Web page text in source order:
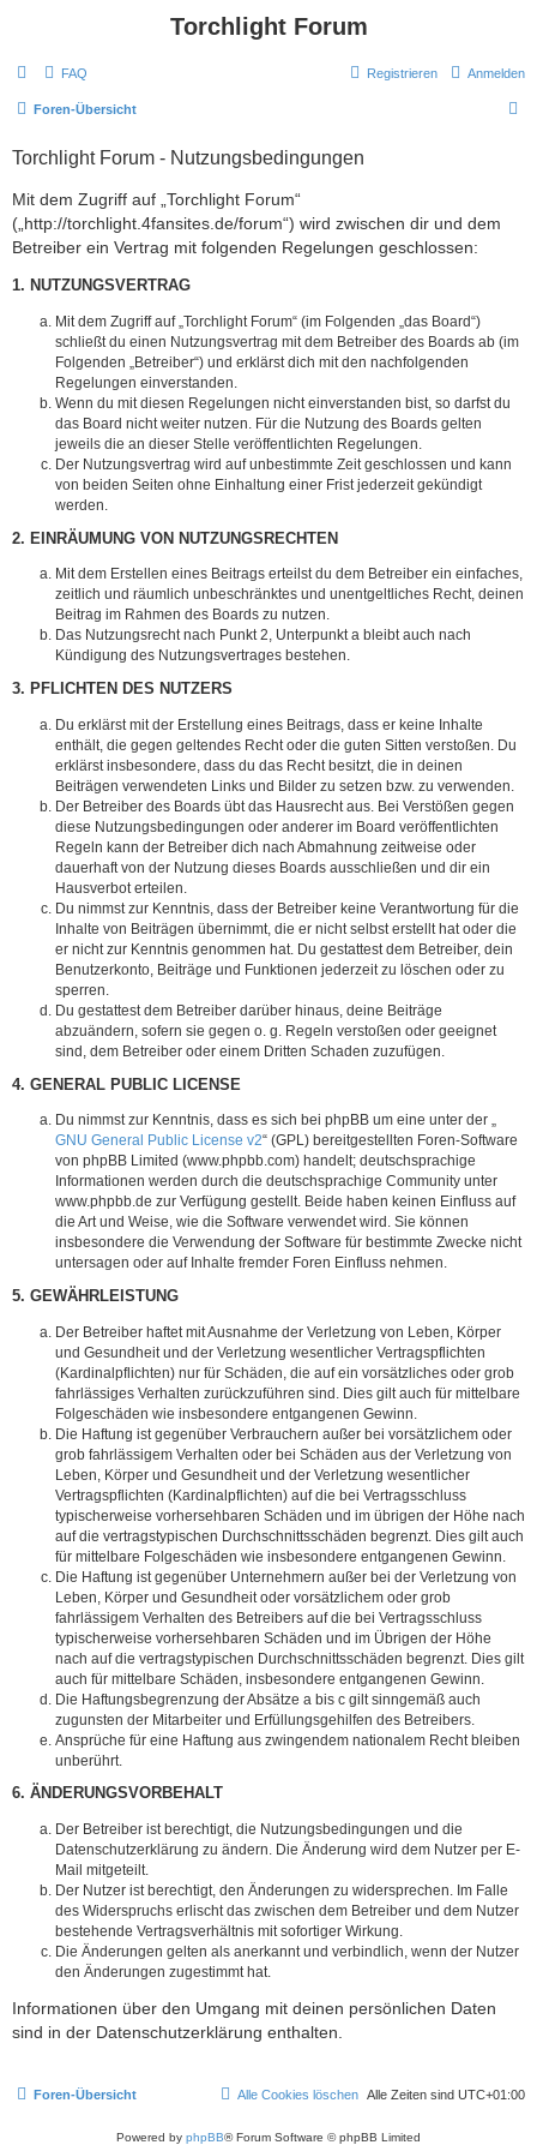
Torchlight Forum
FAQ Anmelden
Registrieren
Foren-Übersicht
Torchlight Forum - Nutzungsbedingungen
Mit dem Zugriff auf „Torchlight Forum“
(„http://torchlight.4fansites.de/forum“) wird zwischen dir und dem
Betreiber ein Vertrag mit folgenden Regelungen geschlossen:
1. NUTZUNGSVERTRAG
Mit dem Zugriff auf „Torchlight Forum“ (im Folgenden „das Board“)
schließt du einen Nutzungsvertrag mit dem Betreiber des Boards ab (im
Folgenden „Betreiber“) und erklärst dich mit den nachfolgenden
Regelungen einverstanden.
Wenn du mit diesen Regelungen nicht einverstanden bist, so darfst du
das Board nicht weiter nutzen. Für die Nutzung des Boards gelten
jeweils die an dieser Stelle veröffentlichten Regelungen.
Der Nutzungsvertrag wird auf unbestimmte Zeit geschlossen und kann
von beiden Seiten ohne Einhaltung einer Frist jederzeit gekündigt
werden.
2. EINRÄUMUNG VON NUTZUNGSRECHTEN
Mit dem Erstellen eines Beitrags erteilst du dem Betreiber ein einfaches,
zeitlich und räumlich unbeschränktes und unentgeltliches Recht, deinen
Beitrag im Rahmen des Boards zu nutzen.
Das Nutzungsrecht nach Punkt 2, Unterpunkt a bleibt auch nach
Kündigung des Nutzungsvertrages bestehen.
3. PFLICHTEN DES NUTZERS
Du erklärst mit der Erstellung eines Beitrags, dass er keine Inhalte
enthält, die gegen geltendes Recht oder die guten Sitten verstoßen. Du
erklärst insbesondere, dass du das Recht besitzt, die in deinen
Beiträgen verwendeten Links und Bilder zu setzen bzw. zu verwenden.
Der Betreiber des Boards übt das Hausrecht aus. Bei Verstößen gegen
diese Nutzungsbedingungen oder anderer im Board veröffentlichten
Regeln kann der Betreiber dich nach Abmahnung zeitweise oder
dauerhaft von der Nutzung dieses Boards ausschließen und dir ein
Hausverbot erteilen.
Du nimmst zur Kenntnis, dass der Betreiber keine Verantwortung für die
Inhalte von Beiträgen übernimmt, die er nicht selbst erstellt hat oder die
er nicht zur Kenntnis genommen hat. Du gestattest dem Betreiber, dein
Benutzerkonto, Beiträge und Funktionen jederzeit zu löschen oder zu
sperren.
Du gestattest dem Betreiber darüber hinaus, deine Beiträge
abzuändern, sofern sie gegen o. g. Regeln verstoßen oder geeignet
sind, dem Betreiber oder einem Dritten Schaden zuzufügen.
4. GENERAL PUBLIC LICENSE
Du nimmst zur Kenntnis, dass es sich bei phpBB um eine unter der „
GNU General Public License v2“ (GPL) bereitgestellten Foren-Software
von phpBB Limited (www.phpbb.com) handelt; deutschsprachige
Informationen werden durch die deutschsprachige Community unter
www.phpbb.de zur Verfügung gestellt. Beide haben keinen Einfluss auf
die Art und Weise, wie die Software verwendet wird. Sie können
insbesondere die Verwendung der Software für bestimmte Zwecke nicht
untersagen oder auf Inhalte fremder Foren Einfluss nehmen.
5. GEWÄHRLEISTUNG
Der Betreiber haftet mit Ausnahme der Verletzung von Leben, Körper
und Gesundheit und der Verletzung wesentlicher Vertragspflichten
(Kardinalpflichten) nur für Schäden, die auf ein vorsätzliches oder grob
fahrlässiges Verhalten zurückzuführen sind. Dies gilt auch für mittelbare
Folgeschäden wie insbesondere entgangenen Gewinn.
Die Haftung ist gegenüber Verbrauchern außer bei vorsätzlichem oder
grob fahrlässigem Verhalten oder bei Schäden aus der Verletzung von
Leben, Körper und Gesundheit und der Verletzung wesentlicher
Vertragspflichten (Kardinalpflichten) auf die bei Vertragsschluss
typischerweise vorhersehbaren Schäden und im übrigen der Höhe nach
auf die vertragstypischen Durchschnittsschäden begrenzt. Dies gilt auch
für mittelbare Folgeschäden wie insbesondere entgangenen Gewinn.
Die Haftung ist gegenüber Unternehmern außer bei der Verletzung von
Leben, Körper und Gesundheit oder vorsätzlichem oder grob
fahrlässigem Verhalten des Betreibers auf die bei Vertragsschluss
typischerweise vorhersehbaren Schäden und im Übrigen der Höhe
nach auf die vertragstypischen Durchschnittsschäden begrenzt. Dies gilt
auch für mittelbare Schäden, insbesondere entgangenen Gewinn.
Die Haftungsbegrenzung der Absätze a bis c gilt sinngemäß auch
zugunsten der Mitarbeiter und Erfüllungsgehilfen des Betreibers.
Ansprüche für eine Haftung aus zwingendem nationalem Recht bleiben
unberührt.
6. ÄNDERUNGSVORBEHALT
Der Betreiber ist berechtigt, die Nutzungsbedingungen und die
Datenschutzerklärung zu ändern. Die Änderung wird dem Nutzer per E-
Mail mitgeteilt.
Der Nutzer ist berechtigt, den Änderungen zu widersprechen. Im Falle
des Widerspruchs erlischt das zwischen dem Betreiber und dem Nutzer
bestehende Vertragsverhältnis mit sofortiger Wirkung.
Die Änderungen gelten als anerkannt und verbindlich, wenn der Nutzer
den Änderungen zugestimmt hat.
Informationen über den Umgang mit deinen persönlichen Daten
sind in der Datenschutzerklärung enthalten.
Foren-Übersicht Alle Zeiten sind UTC+01:00
Alle Cookies löschen
Powered by phpBB® Forum Software © phpBB Limited